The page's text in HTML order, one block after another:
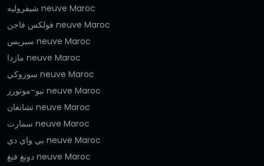
شيفروليه neuve Maroc
فولكس فاجن neuve Maroc
سيريس neuve Maroc
مازدا neuve Maroc
سوزوكي neuve Maroc
نيو-موتورز neuve Maroc
تشانغان neuve Maroc
سمارت neuve Maroc
بي واي دي neuve Maroc
دونغ فنغ neuve Maroc